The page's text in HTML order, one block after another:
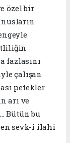
özel bir
fazlasını
çalışan
petekler
arı ve
Bütün bu
sevk-i ilahi